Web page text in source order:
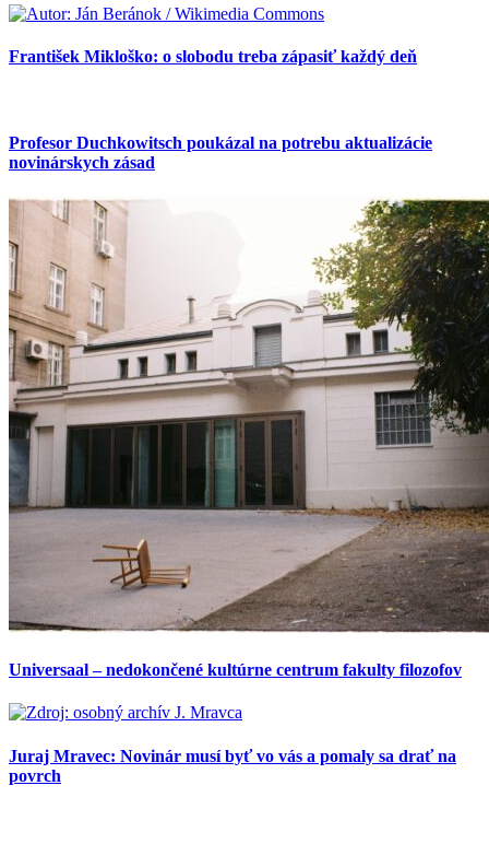
František Mikloško: o slobodu treba zápasiť každý deň
Profesor Duchkowitsch poukázal na potrebu aktualizácie
novinárskych zásad
Universaal – nedokončené kultúrne centrum fakulty filozofov
Juraj Mravec: Novinár musí byť vo vás a pomaly sa drať na
povrch